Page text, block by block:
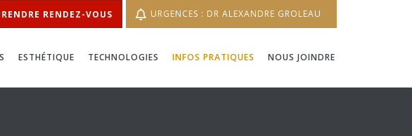
RENDEZ-VOUS URGENCES : DR ALEXANDRE GROLEAU
ESTHÉTIQUE TECHNOLOGIES INFOS PRATIQUES NOUS JOINDRE